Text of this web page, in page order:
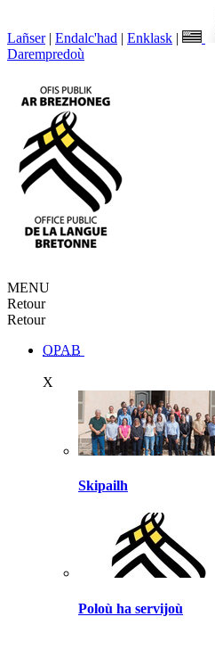
Lañser | Endalc'had | Enklask |
Darempredoù
MENU
Retour
Retour
OPAB
X
Skipailh
Poloù ha servijoù